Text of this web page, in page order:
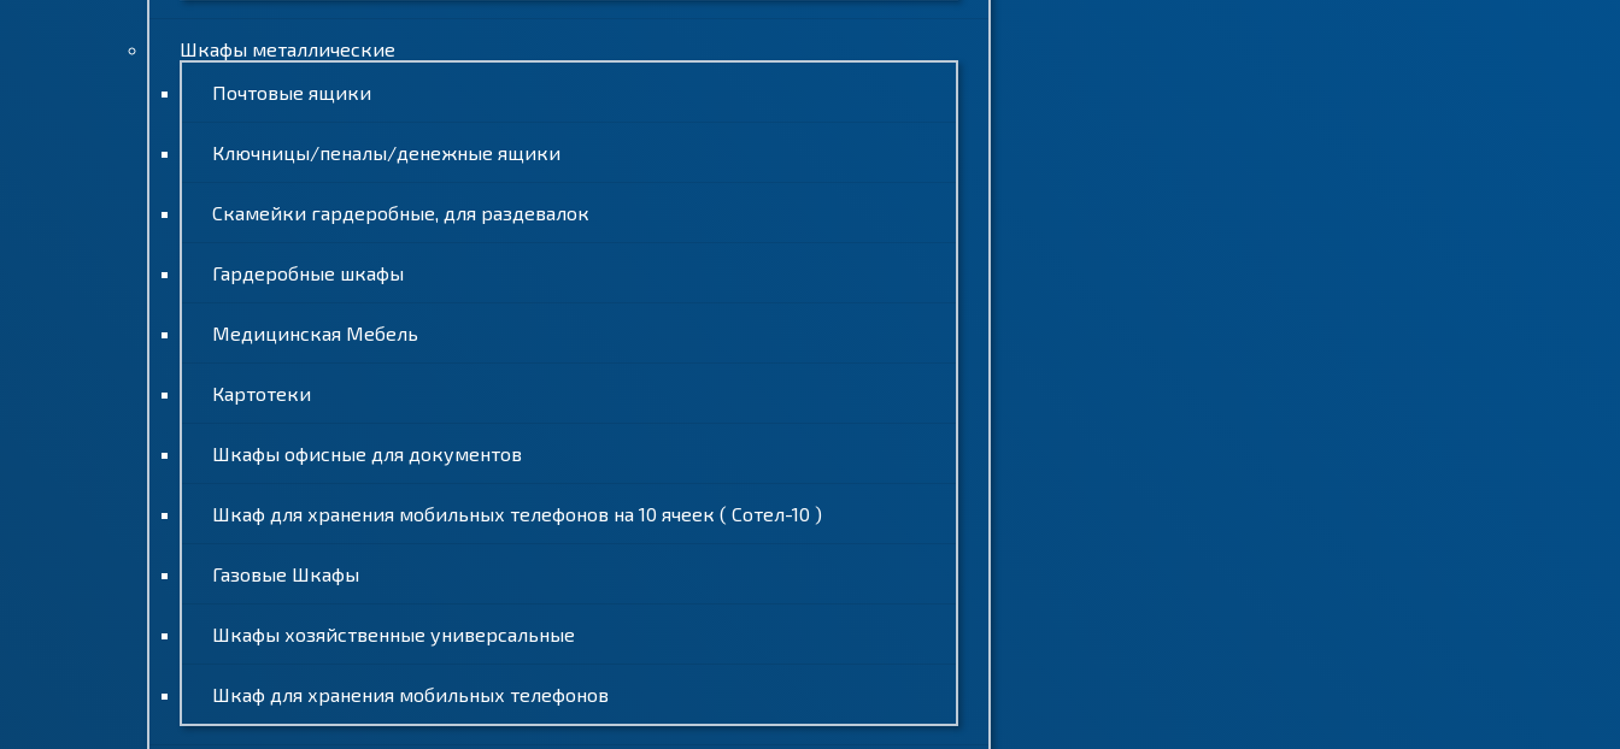
Шкафы металлические
Почтовые ящики
Ключницы/пеналы/денежные ящики
Скамейки гардеробные, для раздевалок
Гардеробные шкафы
Медицинская Мебель
Картотеки
Шкафы офисные для документов
Шкаф для хранения мобильных телефонов на 10 ячеек ( Сотел-10 )
Газовые Шкафы
Шкафы хозяйственные универсальные
Шкаф для хранения мобильных телефонов